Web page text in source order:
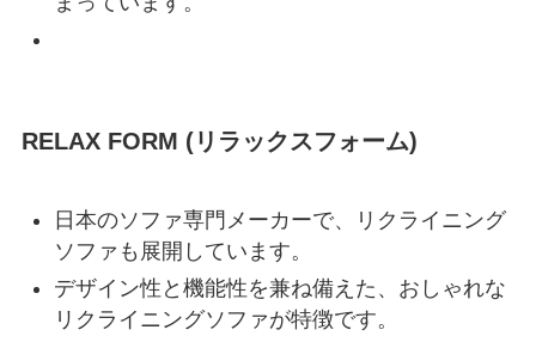
RELAX FORM (リラックスフォーム)
日本のソファ専門メーカーで、リクライニング
ソファも展開しています。
デザイン性と機能性を兼ね備えた、おしゃれな
リクライニングソファが特徴です。